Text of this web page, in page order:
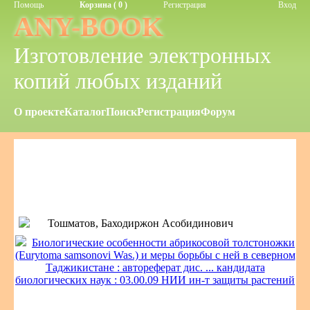
Помощь Корзина ( 0 ) Регистрация Вход
ANY-BOOK
Изготовление электронных
копий любых изданий
О проектеКаталогПоискРегистрацияФорум
Тошматов, Баходиржон Асобидинович
Биологические особенности абрикосовой толстоножки
(Eurytoma samsonovi Was.) и меры борьбы с ней в северном
Таджикистане : автореферат дис. ... кандидата
биологических наук : 03.00.09 НИИ ин-т защиты растений